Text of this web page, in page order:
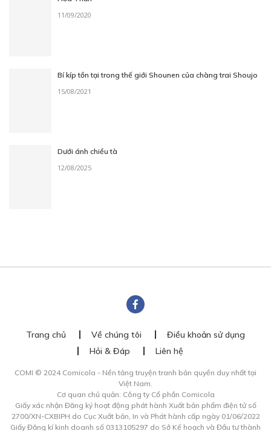
11/09/2020
Bí kíp tồn tại trong thế giới Shounen của chàng trai Shoujo
15/08/2021
Dưới ánh chiều tà
12/08/2025
Trang chủ Về chúng tôi
Điều khoản sử dụng
Hỏi & Đáp
Liên hệ
COMI © 2024 Comicola - Nền tảng truyện tranh bản quyền duy nhất tại
Việt Nam.
Cơ quan chủ quản: Công ty Cổ phần Comicola
Giấy xác nhận Đăng ký hoạt động phát hành Xuất bản phẩm điện tử số
2700/XN-CXBIPH do Cục Xuất bản, In và Phát hành cấp ngày 01/06/2022
Giấy Đăng kí kinh doanh số 0313105297 do Sở Kế hoạch và Đầu tư thành